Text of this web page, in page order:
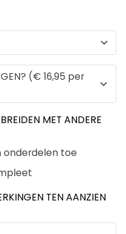
+
(€ 16,95 per
MET ANDERE
onderdelen toe
TEN AANZIEN